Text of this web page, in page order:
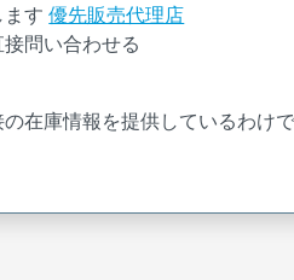
す 優先販売代理店
問い合わせる
在庫情報を提供しているわけ